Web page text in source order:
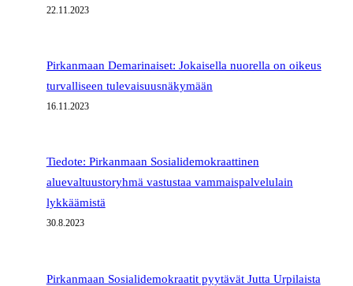
22.11.2023
Pirkanmaan Demarinaiset: Jokaisella nuorella on oikeus
turvalliseen tulevaisuusnäkymään
16.11.2023
Tiedote: Pirkanmaan Sosialidemokraattinen
aluevaltuustoryhmä vastustaa vammaispalvelulain
lykkäämistä
30.8.2023
Pirkanmaan Sosialidemokraatit pyytävät Jutta Urpilaista